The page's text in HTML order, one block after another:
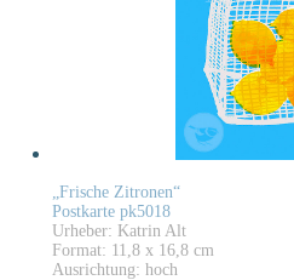
„Frische Zitronen“
Postkarte pk5018
Urheber: Katrin Alt
Format: 11,8 x 16,8 cm
Ausrichtung: hoch